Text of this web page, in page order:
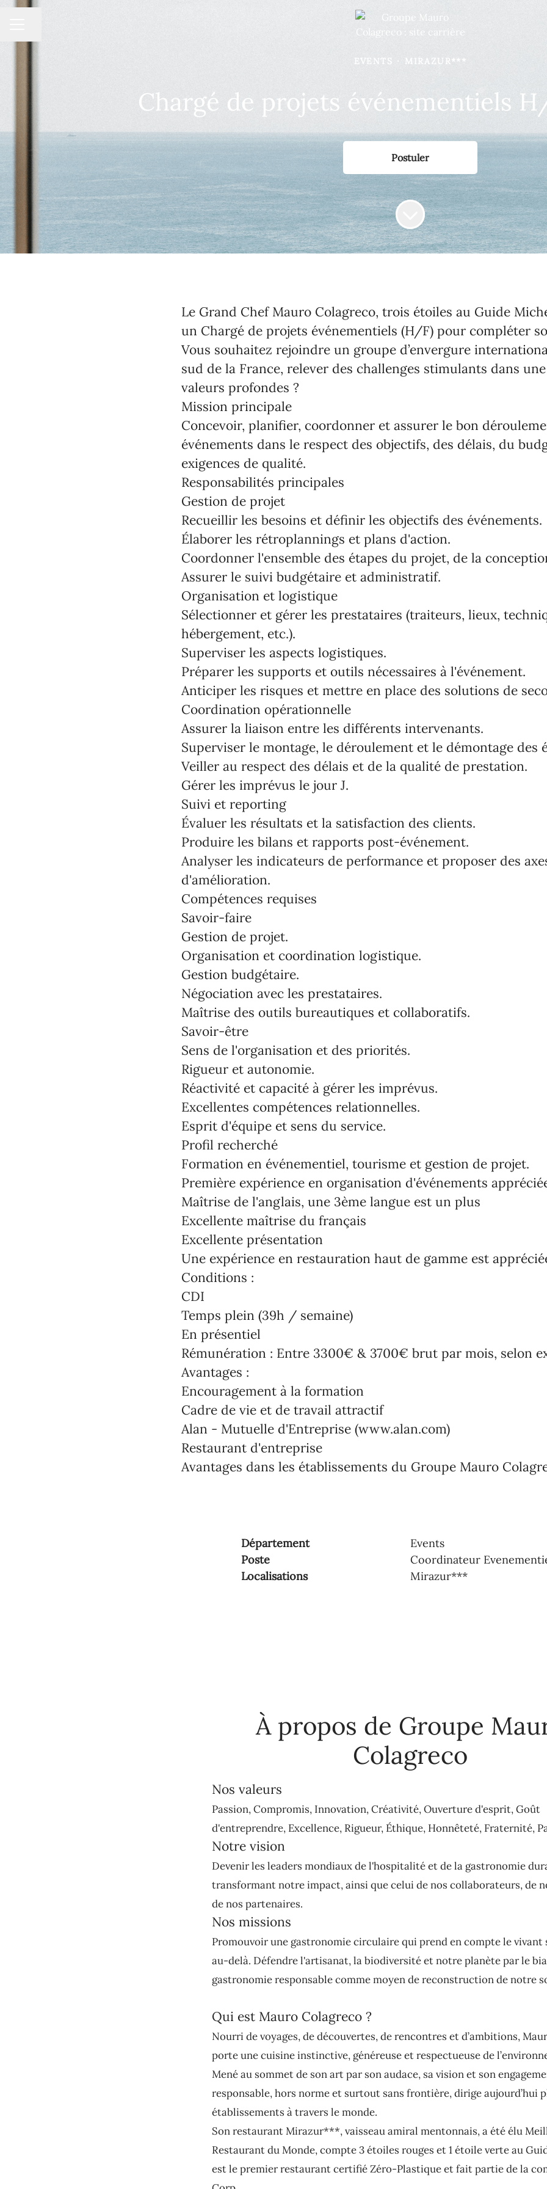
EVENTS · MIRAZUR***
Chargé de projets événementiels
Postuler
Le Grand Chef Mauro Colagreco, trois étoiles au Guide
un Chargé de projets événementiels (H/F) pour compléter
Vous souhaitez rejoindre un groupe d’envergure
sud de la France, relever des challenges stimulants dans
valeurs profondes ?
Mission principale
Concevoir, planifier, coordonner et assurer le bon
événements dans le respect des objectifs, des délais, du
exigences de qualité.
Responsabilités principales
Gestion de projet
Recueillir les besoins et définir les objectifs des événements.
Élaborer les rétroplannings et plans d'action.
Coordonner l'ensemble des étapes du projet, de la
Assurer le suivi budgétaire et administratif.
Organisation et logistique
Sélectionner et gérer les prestataires (traiteurs, lieux,
hébergement, etc.).
Superviser les aspects logistiques.
Préparer les supports et outils nécessaires à l'événement.
Anticiper les risques et mettre en place des solutions de
Coordination opérationnelle
Assurer la liaison entre les différents intervenants.
Superviser le montage, le déroulement et le démontage des
Veiller au respect des délais et de la qualité de prestation.
Gérer les imprévus le jour J.
Suivi et reporting
Évaluer les résultats et la satisfaction des clients.
Produire les bilans et rapports post-événement.
Analyser les indicateurs de performance et proposer des
d'amélioration.
Compétences requises
Savoir-faire
Gestion de projet.
Organisation et coordination logistique.
Gestion budgétaire.
Négociation avec les prestataires.
Maîtrise des outils bureautiques et collaboratifs.
Savoir-être
Sens de l'organisation et des priorités.
Rigueur et autonomie.
Réactivité et capacité à gérer les imprévus.
Excellentes compétences relationnelles.
Esprit d'équipe et sens du service.
Profil recherché
Formation en événementiel, tourisme et gestion de projet.
Première expérience en organisation d'événements
Maîtrise de l'anglais, une 3ème langue est un plus
Excellente maîtrise du français
Excellente présentation
Une expérience en restauration haut de gamme est
Conditions :
CDI
Temps plein (39h / semaine)
En présentiel
Rémunération : Entre 3300€ & 3700€ brut par mois, selon
Avantages :
Encouragement à la formation
Cadre de vie et de travail attractif
Alan - Mutuelle d'Entreprise (www.alan.com)
Restaurant d'entreprise
Avantages dans les établissements du Groupe Mauro
Département
Events
Poste
Coordinateur
Localisations
Mirazur***
À propos de Groupe
Colagreco
Nos valeurs
Passion, Compromis, Innovation, Créativité, Ouverture d'esprit, Goût
d'entreprendre, Excellence, Rigueur, Éthique, Honnêteté, Fraternité,
Notre vision
Devenir les leaders mondiaux de l'hospitalité et de la gastronomie
transformant notre impact, ainsi que celui de nos collaborateurs, de
de nos partenaires.
Nos missions
Promouvoir une gastronomie circulaire qui prend en compte le vivant
au-delà. Défendre l'artisanat, la biodiversité et notre planète par le
gastronomie responsable comme moyen de reconstruction de notre
Qui est Mauro Colagreco ?
Nourri de voyages, de découvertes, de rencontres et d’ambitions,
porte une cuisine instinctive, généreuse et respectueuse de
Mené au sommet de son art par son audace, sa vision et son
responsable, hors norme et surtout sans frontière, dirige aujourd’hui
établissements à travers le monde.
Son restaurant Mirazur***, vaisseau amiral mentonnais, a été élu
Restaurant du Monde, compte 3 étoiles rouges et 1 étoile verte au
est le premier restaurant certifié Zéro-Plastique et fait partie de la